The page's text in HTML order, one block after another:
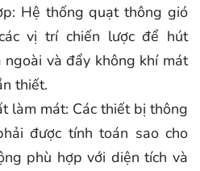
Hệ thống quạt thông gió
vị trí chiến lược để hút
ngoài và đẩy không khí mát
thiết.
làm mát: Các thiết bị thông
được tính toán sao cho
phù hợp với diện tích và